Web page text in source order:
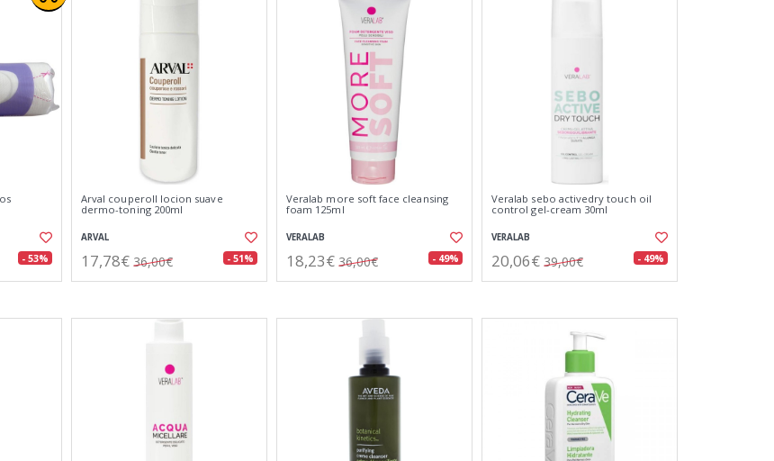
- 53%
Arval couperoll locion suave
dermo-toning 200ml
ARVAL
17,78€ 36,00€ - 51%
Veralab more soft face cleansing
foam 125ml
VERALAB
18,23€ 36,00€ - 49%
Veralab sebo activedry touch oil
control gel-cream 30ml
VERALAB
20,06€ 39,00€ - 49%